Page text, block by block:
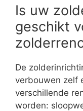
Is uw
geschikt
De
verbouwen zelf
verschillende
worden: